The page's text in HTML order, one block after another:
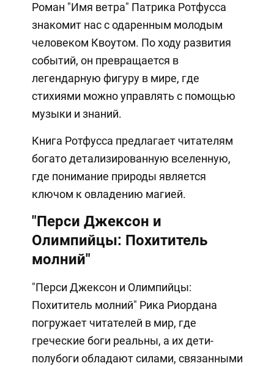
Роман "Имя ветра" Патрика Ротфусса
знакомит нас с одаренным молодым
человеком Квоутом. По ходу развития
событий, он превращается в
легендарную фигуру в мире, где
стихиями можно управлять с помощью
музыки и знаний.
Книга Ротфусса предлагает читателям
богато детализированную вселенную,
где понимание природы является
ключом к овладению магией.
"Перси Джексон и
Олимпийцы: Похититель
молний"
"Перси Джексон и Олимпийцы:
Похититель молний" Рика Риордана
погружает читателей в мир, где
греческие боги реальны, а их дети-
полубоги обладают силами, связанными